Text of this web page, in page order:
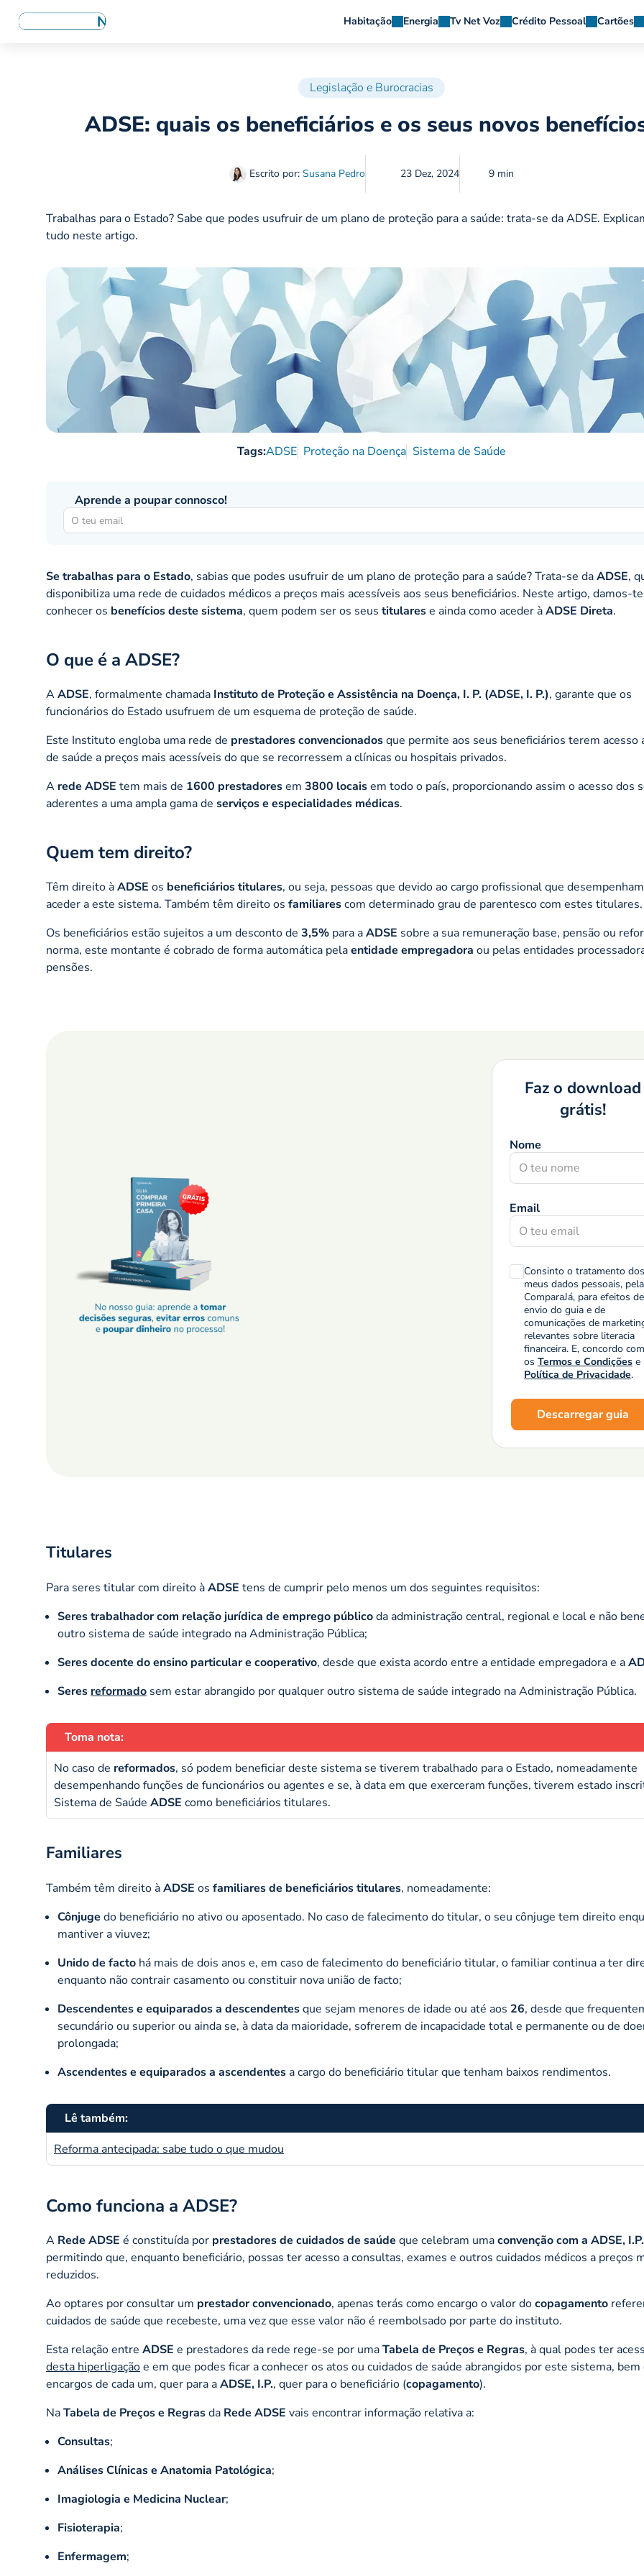
Habitação Energia Tv Net Voz Crédito Pessoal Cartões
Legislação e Burocracias
ADSE: quais os beneficiários e os seus novos
Escrito por: Susana Pedro 23 Dez, 2024 9 min
Trabalhas para o Estado? Sabe que podes usufruir de um plano de proteção para a saúde: trata-se da ADSE.
tudo neste artigo.
Tags:ADSE Proteção na Doença Sistema de Saúde
Aprende a poupar connosco!
Se trabalhas para o Estado, sabias que podes usufruir de um plano de proteção para a saúde? Trata-se daADSE,
disponibiliza uma rede de cuidados médicos a preços mais acessíveis aos seus beneficiários. Neste artigo, damos-
conhecer os benefícios deste sistema, quem podem ser os seus titularese ainda como aceder àADSE Direta.
O que é a ADSE?
AADSE, formalmente chamada Instituto de Proteção e Assistência na Doença, I. P. (ADSE, I. P.), garante que os
funcionários do Estado usufruem de um esquema de proteção de saúde.
Este Instituto engloba uma rede de prestadores convencionadosque permite aos seus beneficiários terem acesso
de saúde a preços mais acessíveis do que se recorressem a clínicas ou hospitais privados.
A rede ADSE tem mais de 1600 prestadoresem 3800 locaisem todo o país, proporcionando assim o acesso dos
aderentes a uma ampla gama de serviços e especialidades médicas.
Quem tem direito?
Têm direito àADSE os beneficiários titulares, ou seja, pessoas que devido ao cargo profissional que
aceder a este sistema. Também têm direito os familiarescom determinado grau de parentesco com estes titulares.
Os beneficiários estão sujeitos a um desconto de 3,5% para aADSE sobre a sua remuneração base, pensão ou
norma, este montante é cobrado de forma automática pelaentidade empregadora ou pelas entidades
pensões.
Faz o download
grátis!
Nome
Email
Consinto o tratamento dos
meus dados pessoais, pela
ComparaJá, para efeitos
envio do guia e de
comunicações de
relevantes sobre literacia
financeira. E, concordo com
os Termos e Condiçõese
Política de Privacidade.
Descarregar guia
Titulares
Para seres titular com direito àADSE tens de cumprir pelo menos um dos seguintes requisitos:
Seres trabalhador com relação jurídica de emprego públicoda administração central, regional e local e não
outro sistema de saúde integrado na Administração Pública;
Seres docente do ensino particular e cooperativo, desde que exista acordo entre a entidade empregadora e a
Seres reformado sem estar abrangido por qualquer outro sistema de saúde integrado na Administração Pública.
Toma nota:
No caso de reformados, só podem beneficiar deste sistema se tiverem trabalhado para o Estado, nomeadamente
desempenhando funções de funcionários ou agentes e se, à data em que exerceram funções, tiverem estado
Sistema de Saúde ADSE como beneficiários titulares.
Familiares
Também têm direito àADSE os familiares de beneficiários titulares, nomeadamente:
Cônjuge do beneficiário no ativo ou aposentado. No caso de falecimento do titular, o seu cônjuge tem direito
mantiver a viuvez;
Unido de facto há mais de dois anos e, em caso de falecimento do beneficiário titular, o familiar continua a ter
enquanto não contrair casamento ou constituir nova união de facto;
Descendentes e equiparados a descendentesque sejam menores de idade ou até aos 26, desde que
secundário ou superior ou ainda se, à data da maioridade, sofrerem de incapacidade total e permanente ou de
prolongada;
Ascendentes e equiparados a ascendentes a cargo do beneficiário titular que tenham baixos rendimentos.
Lê também:
Reforma antecipada: sabe tudo o que mudou
Como funciona a ADSE?
A Rede ADSE é constituída por prestadores de cuidados de saúde que celebram umaconvenção com a ADSE, I.P.
permitindo que, enquanto beneficiário, possas ter acesso a consultas, exames e outros cuidados médicos a preços
reduzidos.
Ao optares por consultar um prestador convencionado, apenas terás como encargo o valor docopagamento
cuidados de saúde que recebeste, uma vez que esse valor não é reembolsado por parte do instituto.
Esta relação entre ADSE e prestadores da rede rege-se por umaTabela de Preços e Regras, à qual podes ter
desta hiperligaçãoe em que podes ficar a conhecer os atos ou cuidados de saúde abrangidos por este sistema, bem
encargos de cada um, quer para aADSE, I.P., quer para o beneficiário (copagamento).
NaTabela de Preços e Regrasda Rede ADSE vais encontrar informação relativa a:
Consultas;
Análises Clínicas e Anatomia Patológica;
Imagiologia e Medicina Nuclear;
Fisioterapia;
Enfermagem;